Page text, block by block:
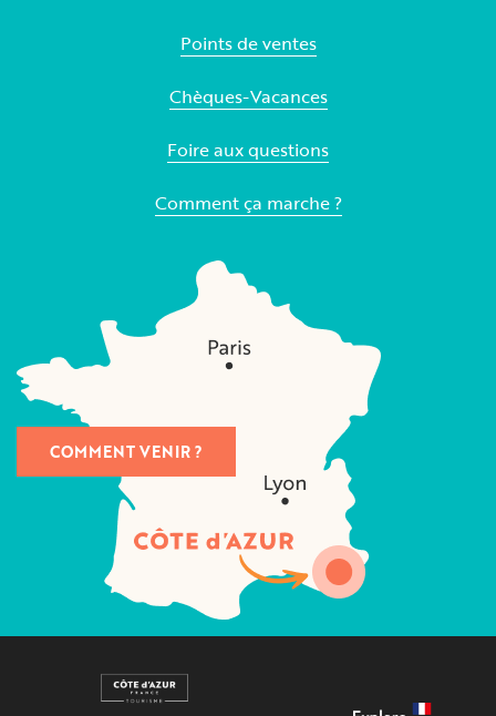
Points de ventes
Chèques-Vacances
Foire aux questions
Comment ça marche ?
COMMENT VENIR ?